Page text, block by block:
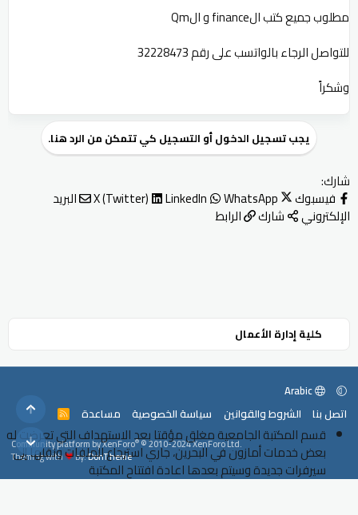
مطلوب جميع كتب الfinance و الQm
للتواصل الرجاء بالواتسب على رقم 32228473
وشكراً
يجب تسجيل الدخول أو التسجيل كي تتمكن من الرد هنا.
شارك:
فيسبوك X (Twitter) LinkedIn WhatsApp البريد
الإلكتروني شارك الرابط
كلية إدارة الأعمال
Arabic
اتصل بنا
الشروط والقوانين سياسة الخصوصية مساعدة R
S
S
Community platform by XenForo®© 2010-2024 XenForo Ltd.
Theming with
by:DohTheme
قسم المكتبة الجامعية مغلق مؤقتا بعد الاستهداف التي تعرضت له
بعض خدمات أمازون في البحرين، جاري استرجاع الملفات ونقلها إلى
سيرفرات جديدة وسيتم بعدها اعادة افتتاح المكتبة